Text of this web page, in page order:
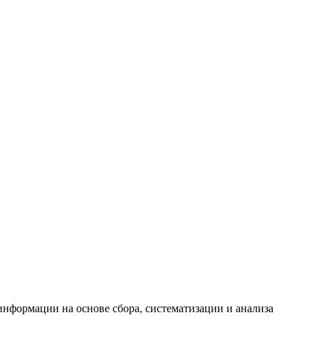
на основе сбора, систематизации и анализа